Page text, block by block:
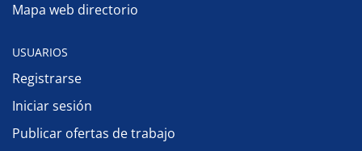
Mapa web directorio
USUARIOS
Registrarse
Iniciar sesión
Publicar ofertas de trabajo